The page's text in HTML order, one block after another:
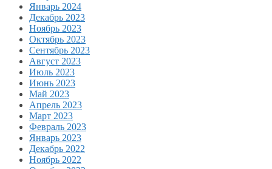
Январь 2024
Декабрь 2023
Ноябрь 2023
Октябрь 2023
Сентябрь 2023
Август 2023
Июль 2023
Июнь 2023
Май 2023
Апрель 2023
Март 2023
Февраль 2023
Январь 2023
Декабрь 2022
Ноябрь 2022